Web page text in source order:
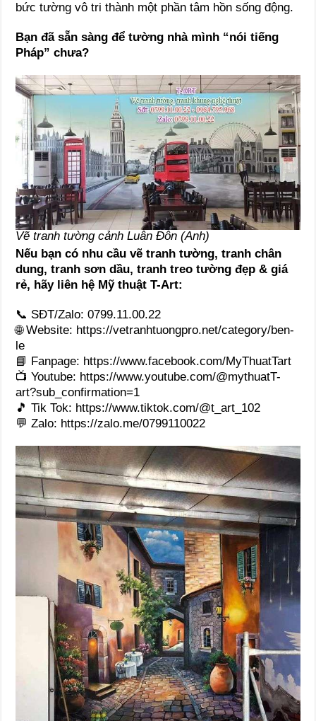
bức tường vô tri thành một phần tâm hồn sống động.
Bạn đã sẵn sàng để tường nhà mình “nói tiếng
Pháp” chưa?
Vẽ tranh tường cảnh Luân Đôn (Anh)
Nếu bạn có nhu cầu vẽ tranh tường, tranh chân
dung, tranh sơn dầu, tranh treo tường đẹp & giá
rẻ, hãy liên hệ Mỹ thuật T-Art:
📞 SĐT/Zalo: 0799.11.00.22
🌐 Website: https://vetranhtuongpro.net/category/ben-
le
📘 Fanpage: https://www.facebook.com/MyThuatTart
📺 Youtube: https://www.youtube.com/@mythuatT-
art?sub_confirmation=1
🎵 Tik Tok: https://www.tiktok.com/@t_art_102
💬 Zalo: https://zalo.me/0799110022